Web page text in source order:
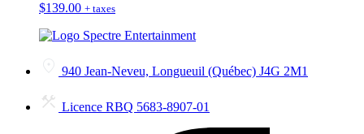
$139.00 + taxes
940 Jean-Neveu, Longueuil (Québec) J4G 2M1
Licence RBQ 5683-8907-01